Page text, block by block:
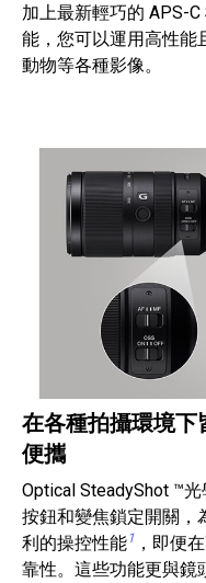
加上最新輕巧的 APS-
能，您可以運用高性能
動物等各種影像。
在各種拍攝環境下
便攜
Optical SteadyShot ™
按鈕和變焦鎖定開關，
利的操控性能1 ，即便
靠性。這些功能更與鏡